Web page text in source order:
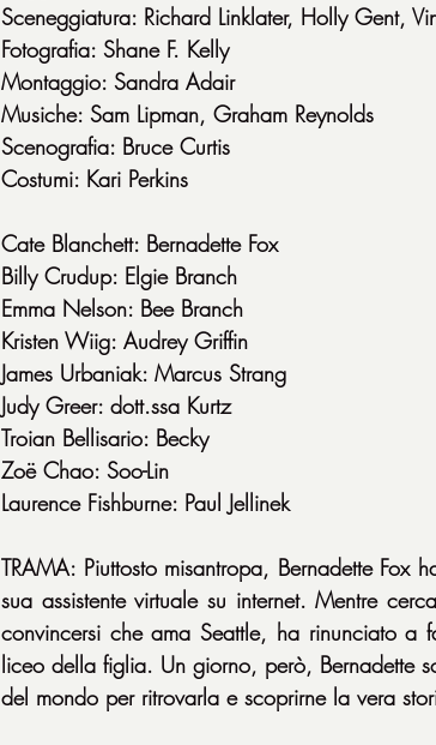
Sceneggiatura: Richard Linklater, Holly Gent,
Fotografia: Shane F. Kelly
Montaggio: Sandra Adair
Musiche: Sam Lipman, Graham Reynolds
Scenografia: Bruce Curtis
Costumi: Kari Perkins
Cate Blanchett: Bernadette Fox
Billy Crudup: Elgie Branch
Emma Nelson: Bee Branch
Kristen Wiig: Audrey Griffin
James Urbaniak: Marcus Strang
Judy Greer: dott.ssa Kurtz
Troian Bellisario: Becky
Zoë Chao: Soo-Lin
Laurence Fishburne: Paul Jellinek
TRAMA: Piuttosto misantropa, Bernadette
sua assistente virtuale su internet. Mentre
convincersi che ama Seattle, ha rinunciato
liceo della figlia. Un giorno, però, Bernadette
del mondo per ritrovarla e scoprirne la vera